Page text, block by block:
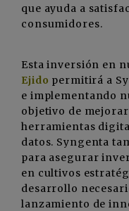
que ayuda a
consumidores.
Esta inversión en
Ejido permitirá a
e implementando
objetivo de
herramientas
datos. Syngenta
para asegurar
en cultivos
desarrollo
lanzamiento de